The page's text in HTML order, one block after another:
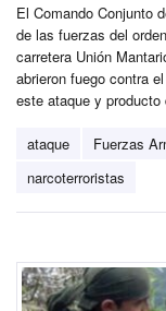
El Comando Conjunto
de las fuerzas del
carretera Unión
abrieron fuego contra
este ataque y
ataque Fuerzas
narcoterroristas